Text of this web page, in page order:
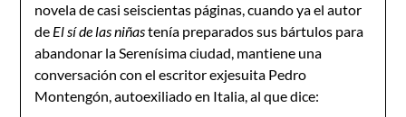
novela de casi seiscientas páginas, cuando ya el autor
de El sí de las niñastenía preparados sus bártulos para
abandonar la Serenísima ciudad, mantiene una
conversación con el escritor exjesuita Pedro
Montengón, autoexiliado en Italia, al que dice: